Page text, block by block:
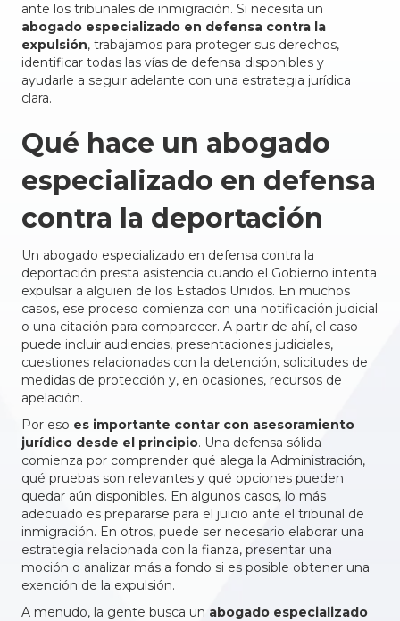
ante los tribunales de inmigración. Si necesita un
abogado especializado en defensa contra la
expulsión, trabajamos para proteger sus derechos,
identificar todas las vías de defensa disponibles y
ayudarle a seguir adelante con una estrategia jurídica
clara.
Qué hace un abogado
especializado en defensa
contra la deportación
Un abogado especializado en defensa contra la
deportación presta asistencia cuando el Gobierno intenta
expulsar a alguien de los Estados Unidos. En muchos
casos, ese proceso comienza con una notificación judicial
o una citación para comparecer. A partir de ahí, el caso
puede incluir audiencias, presentaciones judiciales,
cuestiones relacionadas con la detención, solicitudes de
medidas de protección y, en ocasiones, recursos de
apelación.
Por eso es importante contar con asesoramiento
jurídico desde el principio. Una defensa sólida
comienza por comprender qué alega la Administración,
qué pruebas son relevantes y qué opciones pueden
quedar aún disponibles. En algunos casos, lo más
adecuado es prepararse para el juicio ante el tribunal de
inmigración. En otros, puede ser necesario elaborar una
estrategia relacionada con la fianza, presentar una
moción o analizar más a fondo si es posible obtener una
exención de la expulsión.
A menudo, la gente busca un abogado especializado